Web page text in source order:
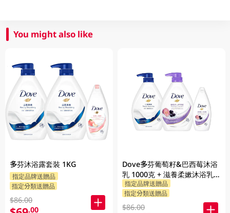
You might also like
多芬沐浴露套裝 1KG
指定品牌送贈品
指定分類送贈品
$86.00
.00
Dove多芬葡萄籽&巴西莓沐浴
乳 1000克 + 滋養柔嫰沐浴乳
1000克 + 隨機贈品 200克
指定品牌送贈品
指定分類送贈品
$86.00